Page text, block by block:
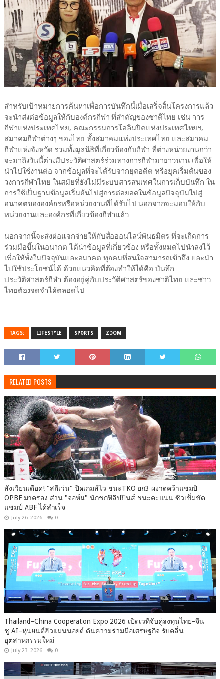
สำหรับเป้าหมายการค้นหาเพื่อการบันทึกนี้เมื่อเสร็จสิ้นโครงการแล้ว
จะนำส่งต่อข้อมูลให้กับองค์กรกีฬา ที่สำคัญของชาติไทย เช่น การ
กีฬาแห่งประเทศไทย, คณะกรรมการโอลิมปิคแห่งประเทศไทยฯ,
สมาคมกีฬาต่างๆ ของไทย ทั้งสมาคมแห่งประเทศไทย และสมาคม
กีฬาแห่งจังหวัด รวมทั้งมูลนิธิที่เกี่ยวข้องกับกีฬา ที่ต่างหน่วยงานกว่า
จะมาถึงวันนี้ต่างมีประวัติศาสตร์ร่วมทางการกีฬามายาวนาน เพื่อให้
นำไปใช้งานต่อ จากข้อมูลที่จะได้รับจากยุคอดีต หรือยุคเริ่มต้นของ
วงการกีฬาไทย ในสมัยที่ยังไม่มีระบบสารสนเทศในการเก็บบันทึก ใน
การใช้เป็นฐานข้อมูลเริ่มต้นไปสู่การต่อยอดในข้อมูลปัจจุบันไปสู่
อนาคตขององค์กรหรือหน่วยงานที่ได้รับไป นอกจากจะมอบให้กับ
หน่วยงานและองค์กรที่เกี่ยวข้องกีฬาแล้ว
นอกจากนี้จะส่งต่อแจกจ่ายให้กับสื่อออนไลน์พันธมิตร ที่จะเกิดการ
ร่วมมือขึ้นในอนากต ได้นำข้อมูลที่เกี่ยวข้อง หรือทั้งหมดไปนำลงไว้
เพื่อให้ทั้งในปัจจุบันและอนาคต ทุกคนที่สนใจสามารถเข้าถึง และนำ
ไปใช้ประโยชน์ได้ ด้วยแนวคิดที่ต้องทำให้ได้คือ บันทึก
ประวัติศาสตร์กีฬา ต้องอยู่คู่กับประวัติศาสตร์ของชาติไทย และชาว
ไทยต้องจดจำได้ตลอดไป
TAGS: LIFESTYLE SPORTS ZOOM
RELATED POSTS
สังเวียนเดือด! "สตีเว่น" ปิดเกมส์ไว ชนะTKO ยก3 ผงาดคว้าแชมป์
OPBF มาครอง ส่วน "จอห์น" นักชกฟิลิปปินส์ ชนะคะแนน ซิวเข็มขัด
แชมป์ ABF ได้สำเร็จ
July 26, 2026 0
Thailand–China Cooperation Expo 2026 เปิดเวทีจับคู่ลงทุนไทย–จีน
ชู AI–หุ่นยนต์ฮิวแมนนอยด์ ดันความร่วมมือเศรษฐกิจ รับคลื่น
อุตสาหกรรมใหม่
July 23, 2026 0